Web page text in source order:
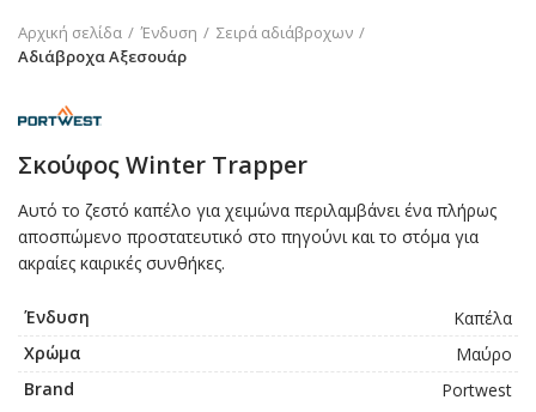
Αρχική σελίδα Ένδυση
Σειρά αδιάβροχων
Αδιάβροχα Αξεσουάρ
Σκούφος Winter Trapper
Αυτό το ζεστό καπέλο για χειμώνα περιλαμβάνει ένα πλήρως
αποσπώμενο προστατευτικό στο πηγούνι και το στόμα για
ακραίες καιρικές συνθήκες.
Ένδυση
Καπέλα
Χρώμα
Μαύρο
Brand
Portwest